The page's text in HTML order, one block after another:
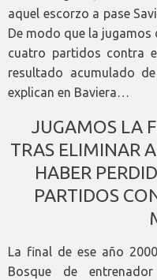
aquel escorzo a pase
De modo que la jugamos
cuatro partidos contra
resultado acumulado
explican en Baviera…
JUGAMOS LA
TRAS ELIMINAR
HABER
PARTIDOS
La final de ese año
Bosque de